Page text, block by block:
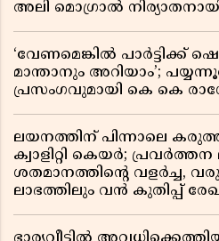
അലി മൊഗ്രാൽ
‘വേണമെങ്കിൽ പാർട്ടിക്ക്
മാന്താനും അറിയാം’;
പ്രസംഗവുമായി കെ കെ
ലയനത്തിന് പിന്നാലെ
ക്വാളിറ്റി കെയർ;
ശതമാനത്തിൻ്റെ വളർച്ച,
ലാഭത്തിലും വൻ കുതിപ്പ്